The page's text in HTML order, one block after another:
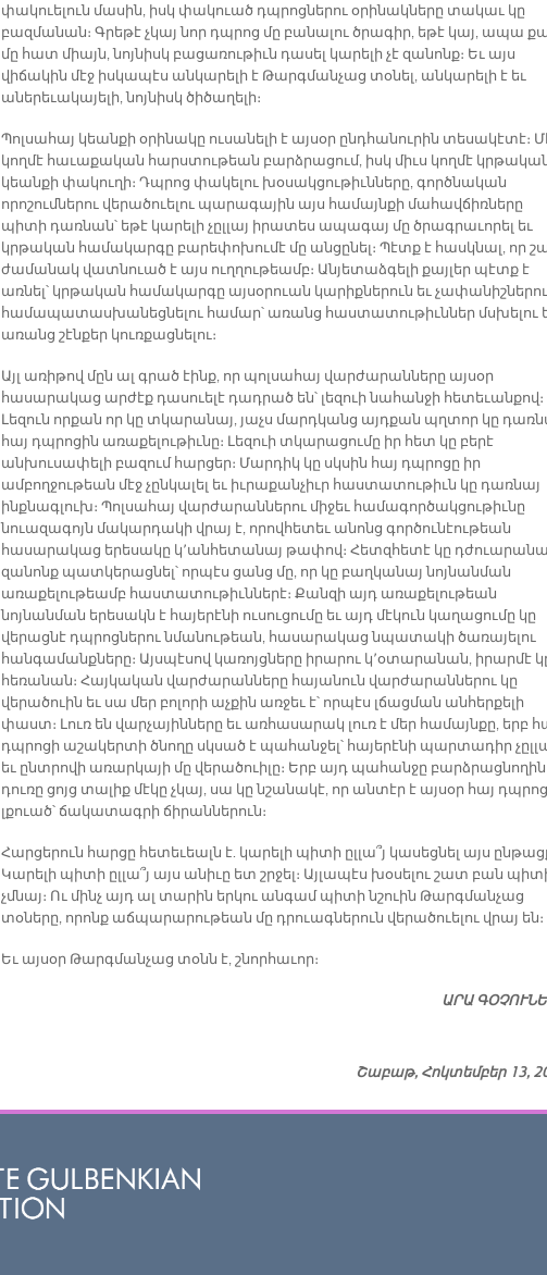
փակուելուն մասին, իսկ փակուած դպրոցներու օրինակները տակաւ կը
բազմանան։ Գրեթէ չկայ նոր դպրոց մը բանալու ծրագիր, եթէ կայ, ապա
մը հատ միայն, նոյնիսկ բացառութիւն դասել կարելի չէ զանոնք։ Եւ այս
վիճակին մէջ իսկապէս անկարելի է Թարգմանչաց տօնել, անկարելի է եւ
աներեւակայելի, նոյնիսկ ծիծաղելի։
Պոլսահայ կեանքի օրինակը ուսանելի է այսօր ընդհանուրին տեսակէտէ։
կողմէ հաւաքական հարստութեան բարձրացում, իսկ միւս կողմէ
կեանքի փակուղի։ Դպրոց փակելու խօսակցութիւնները, գործնական
որոշումներու վերածուելու պարագային այս համայնքի մահավճիռները
պիտի դառնան՝ եթէ կարելի չըլլայ իրատես ապագայ մը ծրագրաւորել եւ
կրթական համակարգը բարեփոխումէ մը անցընել։ Պէտք է հասկնալ, որ
ժամանակ վատնուած է այս ուղղութեամբ։ Անյետաձգելի քայլեր պէտք է
առնել՝ կրթական համակարգը այսօրուան կարիքներուն եւ
համապատասխանեցնելու համար՝ առանց հաստատութիւններ մսխելու
առանց շէնքեր կուռքացնելու։
Այլ առիթով մըն ալ գրած էինք, որ պոլսահայ վարժարանները այսօր
հասարակաց արժէք դասուելէ դադրած են՝ լեզուի նահանջի հետեւանքով։
Լեզուն որքան որ կը տկարանայ, յաչս մարդկանց այդքան պղտոր կը
հայ դպրոցին առաքելութիւնը։ Լեզուի տկարացումը իր հետ կը բերէ
անխուսափելի բազում հարցեր։ Մարդիկ կը սկսին հայ դպրոցը իր
ամբողջութեան մէջ չընկալել եւ իւրաքանչիւր հաստատութիւն կը դառնայ
ինքնագլուխ։ Պոլսահայ վարժարաններու միջեւ համագործակցութիւնը
նուազագոյն մակարդակի վրայ է, որովհետեւ անոնց գործունէութեան
հասարակաց երեսակը կ՚անհետանայ թափով։ Հետզհետէ կը
զանոնք պատկերացնել՝ որպէս ցանց մը, որ կը բաղկանայ նոյնանման
առաքելութեամբ հաստատութիւններէ։ Քանզի այդ առաքելութեան
նոյնանման երեսակն է հայերէնի ուսուցումը եւ այդ մէկուն կաղացումը կը
վերացնէ դպրոցներու նմանութեան, հասարակաց նպատակի ծառայելու
հանգամանքները։ Այսպէսով կառոյցները իրարու կ՚օտարանան, իրարմէ
հեռանան։ Հայկական վարժարանները հայանուն վարժարաններու կը
վերածուին եւ սա մեր բոլորի աչքին առջեւ է՝ որպէս լճացման անհերքելի
փաստ։ Լուռ են վարչայինները եւ առհասարակ լուռ է մեր համայնքը, երբ
դպրոցի աշակերտի ծնողը սկսած է պահանջել՝ հայերէնի պարտադիր
եւ ընտրովի առարկայի մը վերածուիլը։ Երբ այդ պահանջը բարձրացնողին
դուռը ցոյց տալիք մէկը չկայ, սա կը նշանակէ, որ անտէր է այսօր հայ
լքուած՝ ճակատագրի ճիրաններուն։
Հարցերուն հարցը հետեւեալն է. կարելի պիտի ըլլա՞յ կասեցնել այս
Կարելի պիտի ըլլա՞յ այս անիւը ետ շրջել։ Այլապէս խօսելու շատ բան
չմնայ։ Ու մինչ այդ ալ տարին երկու անգամ պիտի նշուին Թարգմանչաց
տօները, որոնք աճպարարութեան մը դրուագներուն վերածուելու վրայ են։
Եւ այսօր Թարգմանչաց տօնն է, շնորհաւոր։
ԱՐԱ
Շաբաթ, Հոկտեմբեր 13,